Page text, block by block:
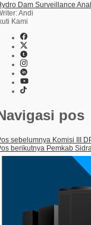
Dam Surveillance
Andi
Kami
pos
sebelumnya Komisi III
berikutnya Pemkab